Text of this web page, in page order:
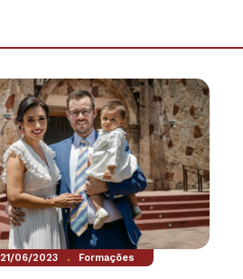
21/06/2023 . Formações